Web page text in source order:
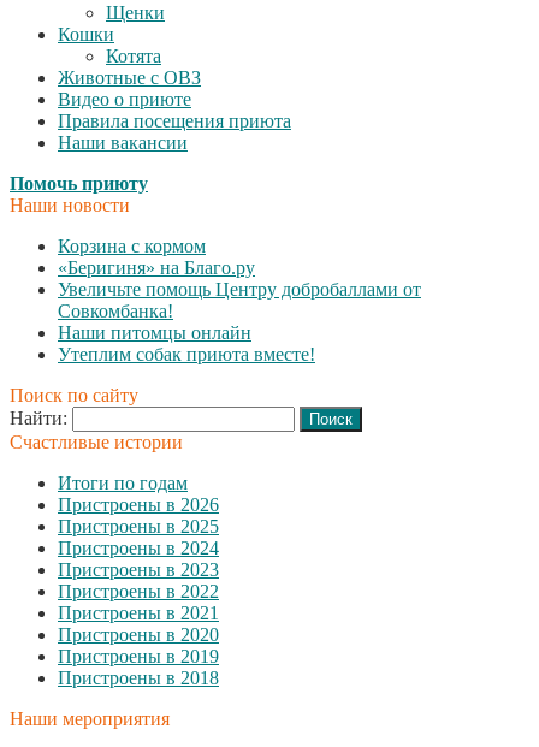
Щенки
Кошки
Котята
Животные с ОВЗ
Видео о приюте
Правила посещения приюта
Наши вакансии
Помочь приюту
Наши новости
Корзина с кормом
«Беригиня» на Благо.ру
Увеличьте помощь Центру добробаллами от
Совкомбанка!
Наши питомцы онлайн
Утеплим собак приюта вместе!
Поиск по сайту
Найти:
Счастливые истории
Итоги по годам
Пристроены в 2026
Пристроены в 2025
Пристроены в 2024
Пристроены в 2023
Пристроены в 2022
Пристроены в 2021
Пристроены в 2020
Пристроены в 2019
Пристроены в 2018
Наши мероприятия